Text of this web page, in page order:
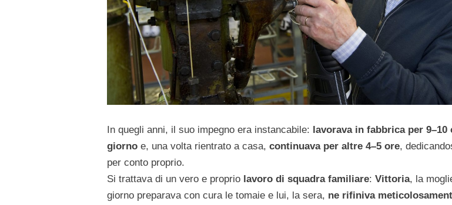
In quegli anni, il suo impegno era instancabile: lavorava in fabbrica per 9–10
giorno e, una volta rientrato a casa, continuava per altre 4–5 ore,
per conto proprio.
Si trattava di un vero e proprio lavoro di squadra familiare: Vittoria, la
giorno preparava con cura le tomaie e lui, la sera, ne rifiniva